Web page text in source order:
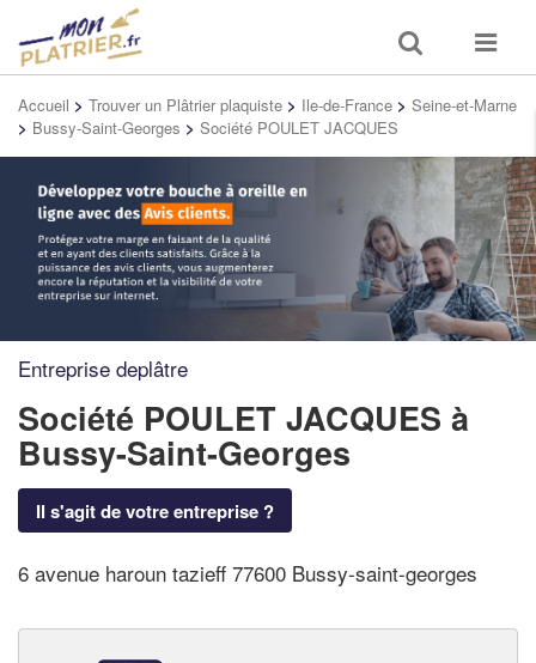
Toggle
search
Toggle
Accueil > Trouver un Plâtrier plaquiste > Ile-de-France > Seine-et-Marne
> Bussy-Saint-Georges > Société POULET JACQUES
Entreprise deplâtre
Société POULET JACQUES à
Bussy-Saint-Georges
Il s'agit de votre entreprise ?
6 avenue haroun tazieff 77600 Bussy-saint-georges